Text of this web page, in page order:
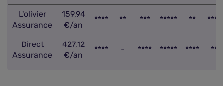
L'olivier
Assurance
159,94
€/an
**** ** *** ***** ** ****
Direct
Assurance
427,12
€/an
**** - **** ***** **** **